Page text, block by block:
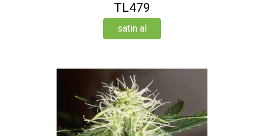
TL479
satin al